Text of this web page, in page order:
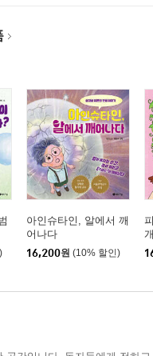
아인슈타인, 알에서 깨
어나다
16,200원 (10% 할인)